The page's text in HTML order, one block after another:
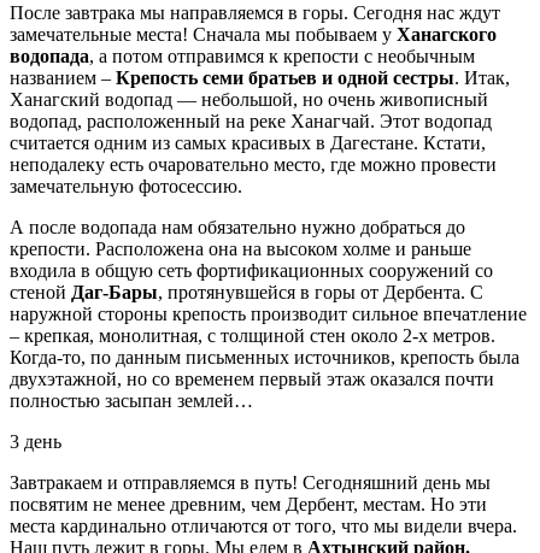
После завтрака мы направляемся в горы. Сегодня нас ждут
замечательные места! Сначала мы побываем у Ханагского
водопада, а потом отправимся к крепости с необычным
названием – Крепость семи братьев и одной сестры. Итак,
Ханагский водопад — небольшой, но очень живописный
водопад, расположенный на реке Ханагчай. Этот водопад
считается одним из самых красивых в Дагестане. Кстати,
неподалеку есть очаровательно место, где можно провести
замечательную фотосессию.
А после водопада нам обязательно нужно добраться до
крепости. Расположена она на высоком холме и раньше
входила в общую сеть фортификационных сооружений со
стеной Даг-Бары, протянувшейся в горы от Дербента. С
наружной стороны крепость производит сильное впечатление
– крепкая, монолитная, с толщиной стен около 2-х метров.
Когда-то, по данным письменных источников, крепость была
двухэтажной, но со временем первый этаж оказался почти
полностью засыпан землей…
3 день
Завтракаем и отправляемся в путь! Сегодняшний день мы
посвятим не менее древним, чем Дербент, местам. Но эти
места кардинально отличаются от того, что мы видели вчера.
Наш путь лежит в горы. Мы едем в Ахтынский район.